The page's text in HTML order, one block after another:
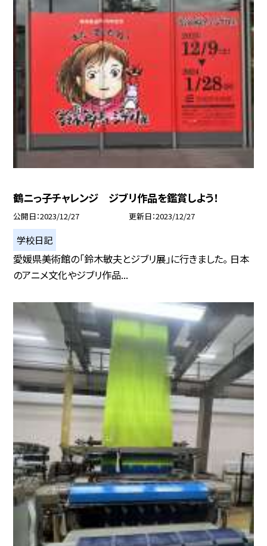
鶴ニっ子チャレンジ ジブリ作品を鑑賞しよう！
公開日 2023/12/27 更新日 2023/12/27
学校日記
愛媛県美術館の「鈴木敏夫とジブリ展」に行きました。 日本
のアニメ文化やジブリ作品...